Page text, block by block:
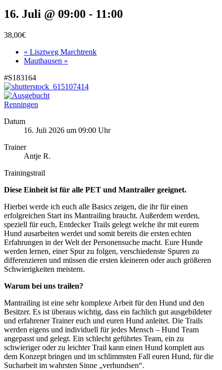
16. Juli @ 09:00 - 11:00
38,00€
« Lisztweg Marchtrenk
Mauthausen »
#S183164
Renningen
Datum
16. Juli 2026 um 09:00 Uhr
Trainer
Antje R.
Trainingstrail
Diese Einheit ist für alle PET und Mantrailer geeignet.
Hierbei werde ich euch alle Basics zeigen, die ihr für einen
erfolgreichen Start ins Mantrailing braucht. Außerdem werden,
speziell für euch, Entdecker Trails gelegt welche ihr mit eurem
Hund ausarbeiten werdet und somit bereits die ersten echten
Erfahrungen in der Welt der Personensuche macht. Eure Hunde
werden lernen, einer Spur zu folgen, verschiedenste Spuren zu
differenzieren und müssen die ersten kleineren oder auch größeren
Schwierigkeiten meistern.
Warum bei uns trailen?
Mantrailing ist eine sehr komplexe Arbeit für den Hund und den
Besitzer. Es ist überaus wichtig, dass ein fachlich gut ausgebildeter
und erfahrener Trainer euch und euren Hund anleitet. Die Trails
werden eigens und individuell für jedes Mensch – Hund Team
angepasst und gelegt. Ein schlecht geführtes Team, ein zu
schwieriger oder zu leichter Trail kann einen Hund komplett aus
dem Konzept bringen und im schlimmsten Fall euren Hund, für die
Sucharbeit im wahrsten Sinne „verhundsen“.